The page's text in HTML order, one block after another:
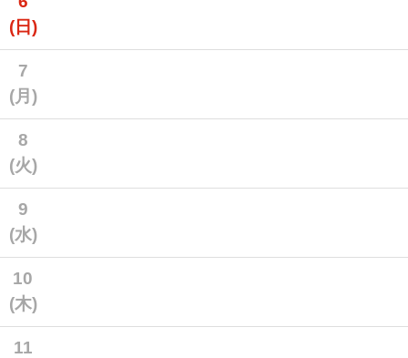
(日)
7
(月)
8
(火)
9
(水)
10
(木)
11